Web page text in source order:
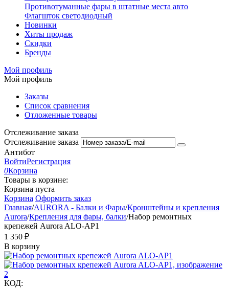
Противотуманные фары в штатные места авто
Флагшток светодиодный
Новинки
Хиты продаж
Скидки
Бренды
Мой профиль
Мой профиль
Заказы
Список сравнения
Отложенные товары
Отслеживание заказа
Отслеживание заказа
Антибот
ВойтиРегистрация
0Корзина
Товары в корзине:
Корзина пуста
Корзина Оформить заказ
Главная/AURORA - Балки и Фары/Кронштейны и крепления
Aurora/Крепления для фары, балки/Набор ремонтных
крепежей Aurora ALO-AP1
1 350 ₽
В корзину
КОД: